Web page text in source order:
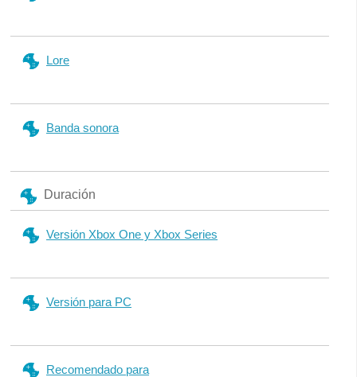
Lore
Banda sonora
Duración
Versión Xbox One y Xbox Series
Versión para PC
Recomendado para